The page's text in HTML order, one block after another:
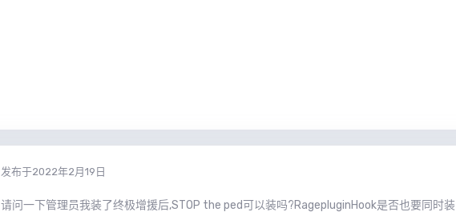
发布于2022年2月19日
请问一下管理员我装了终极增援后,STOP the ped可以装吗?RagepluginHook是否也要同时装